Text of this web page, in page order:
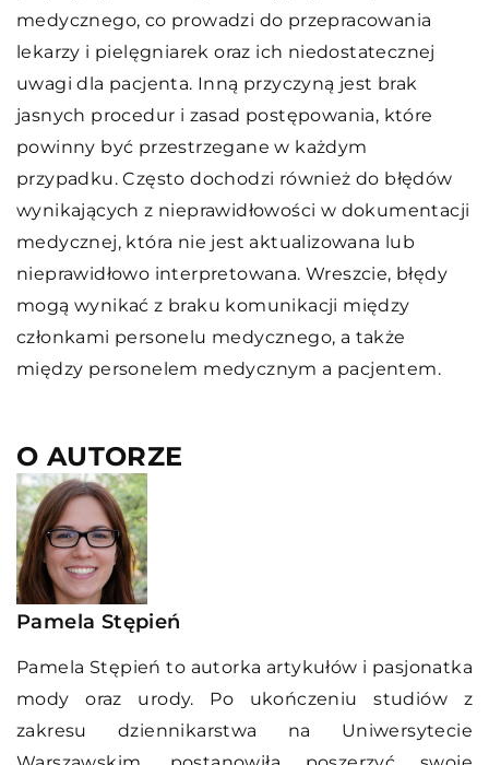
medycznego, co prowadzi do przepracowania
lekarzy i pielęgniarek oraz ich niedostatecznej
uwagi dla pacjenta. Inną przyczyną jest brak
jasnych procedur i zasad postępowania, które
powinny być przestrzegane w każdym
przypadku. Często dochodzi również do błędów
wynikających z nieprawidłowości w dokumentacji
medycznej, która nie jest aktualizowana lub
nieprawidłowo interpretowana. Wreszcie, błędy
mogą wynikać z braku komunikacji między
członkami personelu medycznego, a także
między personelem medycznym a pacjentem.
O AUTORZE
Pamela Stępień
Pamela Stępień to autorka artykułów i pasjonatka
mody oraz urody. Po ukończeniu studiów z
zakresu dziennikarstwa na Uniwersytecie